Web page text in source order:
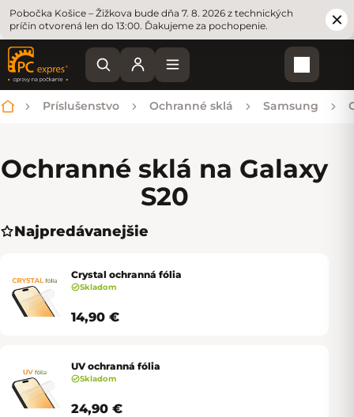
Pobočka Košice – Žižkova bude dňa 7. 8. 2026 z technických
príčin otvorená len do 13:00. Ďakujeme za pochopenie.
Domov
Príslušenstvo Ochranné sklá Samsung
Ochranné sklá na Galaxy
S20
Najpredávanejšie
Crystal ochranná fólia
Skladom
14,90 €
UV ochranná fólia
Skladom
24,90 €